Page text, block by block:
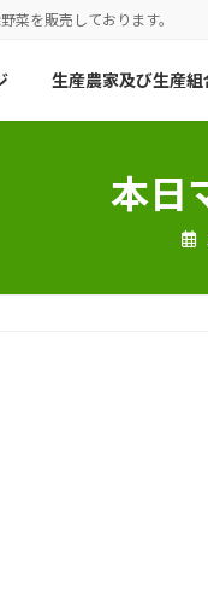
菜を販売しております。
生産農家及び生産組
本日